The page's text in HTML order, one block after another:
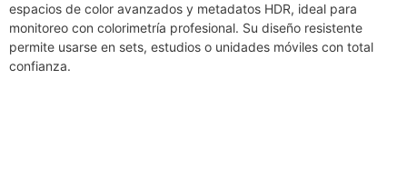
espacios de color avanzados y metadatos HDR, ideal para
monitoreo con colorimetría profesional. Su diseño resistente
permite usarse en sets, estudios o unidades móviles con total
confianza.